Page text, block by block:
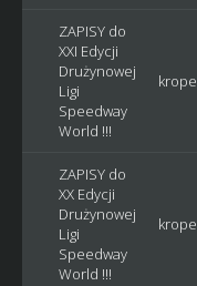
ZAPISY do
XXI Edycji
Drużynowej
Ligi
Speedway
World !!!
ZAPISY do
XX Edycji
Drużynowej
Ligi
Speedway
World !!!